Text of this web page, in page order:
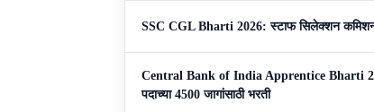
SSC CGL Bharti 2026: स्टाफ सिलेक्शन कमिशन
Central Bank of India Apprentice Bharti
पदाच्या 4500 जागांसाठी भरती